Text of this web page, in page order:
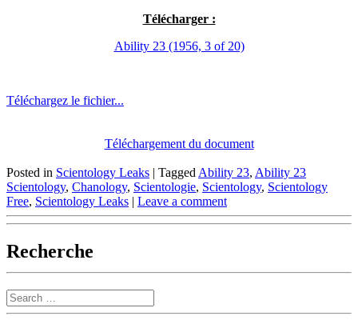
Télécharger :
Ability 23 (1956, 3 of 20)
Téléchargez le fichier...
Téléchargement du document
Posted in Scientology Leaks | Tagged Ability 23, Ability 23
Scientology, Chanology, Scientologie, Scientology, Scientology
Free, Scientology Leaks | Leave a comment
Recherche
Search